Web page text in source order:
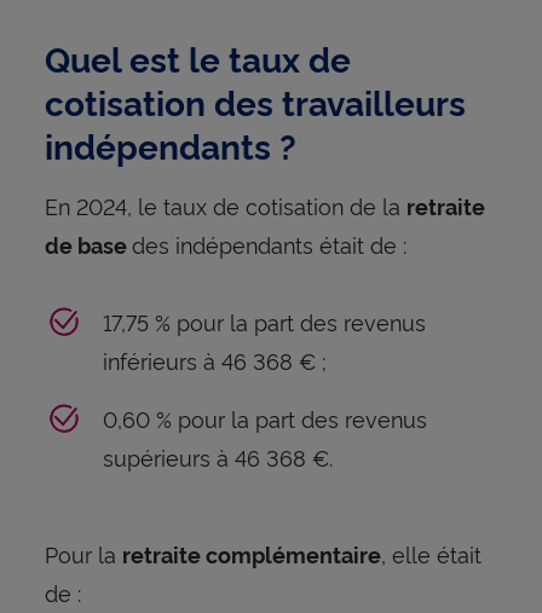
Quel est le taux de
cotisation des travailleurs
indépendants ?
En 2024, le taux de cotisation de la retraite
de basedes indépendants était de :
17,75 % pour la part des revenus
inférieurs à 46 368 € ;
0,60 % pour la part des revenus
supérieurs à 46 368 €.
Pour la retraite complémentaire, elle était
de :